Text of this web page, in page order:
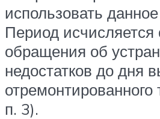
использовать
Период исчисляется
обращения об
недостатков до дня
отремонтированного
п. 3).